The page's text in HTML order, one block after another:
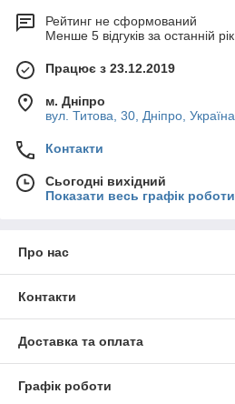
Рейтинг не сформований
Менше 5 відгуків за останній рік
Працює з 23.12.2019
м. Дніпро
вул. Титова, 30, Дніпро, Україна
Контакти
Сьогодні вихідний
Показати весь графік роботи
Про нас
Контакти
Доставка та оплата
Графік роботи